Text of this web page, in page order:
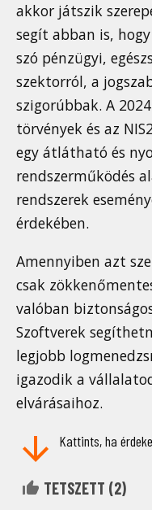
akkor játszik
segít abban is,
szó pénzügyi,
szektorról, a
szigorúbbak. A
törvények és az
egy átlátható és
rendszerműködés
rendszerek
érdekében.
Amennyiben azt
csak
valóban
Szoftverek
legjobb
igazodik a
elvárásaihoz.
Kattints, ha
TETSZETT (2)